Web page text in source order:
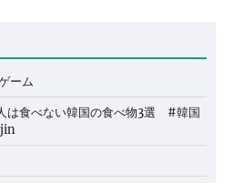
ーム
は食べない韓国の食べ物3選 #韓国